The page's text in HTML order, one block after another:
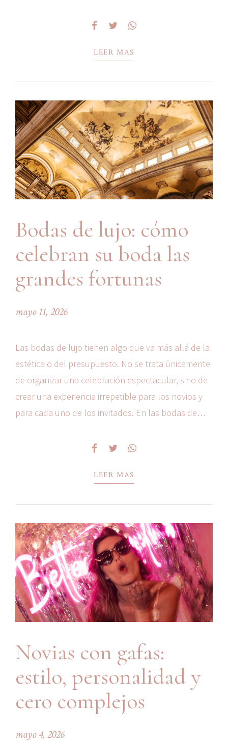
en cada momento y la forma en que...
LEER MAS
Bodas de lujo: cómo
celebran su boda las
grandes fortunas
mayo 11, 2026
Las bodas de lujo tienen algo que va más allá de la
estética o del presupuesto. No se trata únicamente
de organizar una celebración espectacular, sino de
crear una experiencia irrepetible para los novios y
para cada uno de los invitados. En las bodas de
generar emoción, sorpresa...
LEER MAS
Novias con gafas:
estilo, personalidad y
cero complejos
mayo 4, 2026